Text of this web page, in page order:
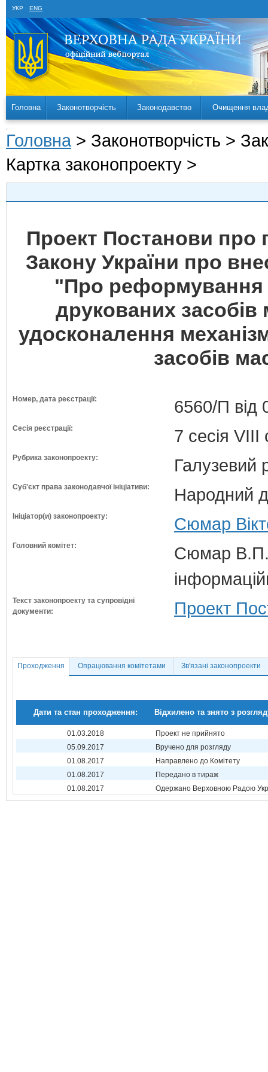
УКР ENG
Головна Законотворчість Законодавство Очищення
Головна > Законотворчість >
Картка законопроекту >
Проект Постанови про
Закону України про
"Про реформування
друкованих
удосконалення
засобів
Номер, дата реєстрації: 6560/П від
Сесія реєстрації: 7 сесія VIII
Рубрика законопроекту: Галузевий
Суб'єкт права законодавчої ініціативи: Народний
Ініціатор(и) законопроекту: Сюмар
Головний комітет:
Сюмар В.П.
Текст законопроекту та супровідні
документи:
Проект
Проходження Опрацювання комітетами Зв'язані законопроекти
Дати та стан проходження: Відхилено та знято з
01.03.2018
Проект не прийнято
05.09.2017
Вручено для розгляду
01.08.2017
Направлено до Комітету
01.08.2017
Передано в тираж
01.08.2017
Одержано Верховною Радою